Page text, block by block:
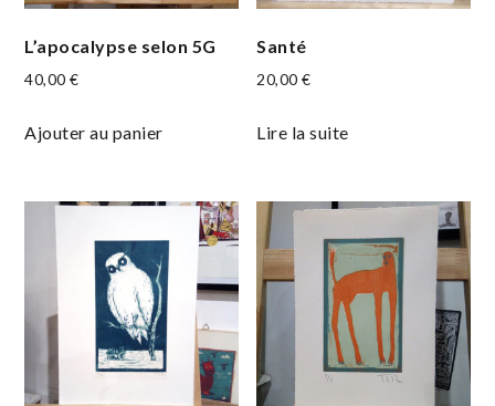
L’apocalypse selon 5G
40,00€
Ajouter au panier
Santé
20,00€
Lire la suite